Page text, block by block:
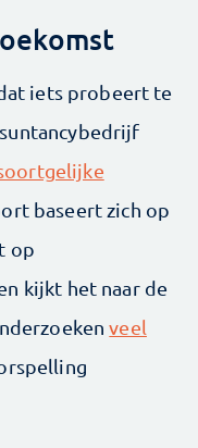
iets probeert te
baseert zich op
op
kijkt het naar de
veel